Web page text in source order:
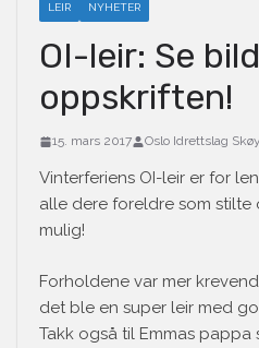
LEIR NYHETER
OI-leir: Se
oppskriften!
15. mars 2017 Oslo Idrettslag
Vinterferiens OI-leir er for
alle dere foreldre som
mulig!
Forholdene var mer
det ble en super leir med
Takk også til Emmas